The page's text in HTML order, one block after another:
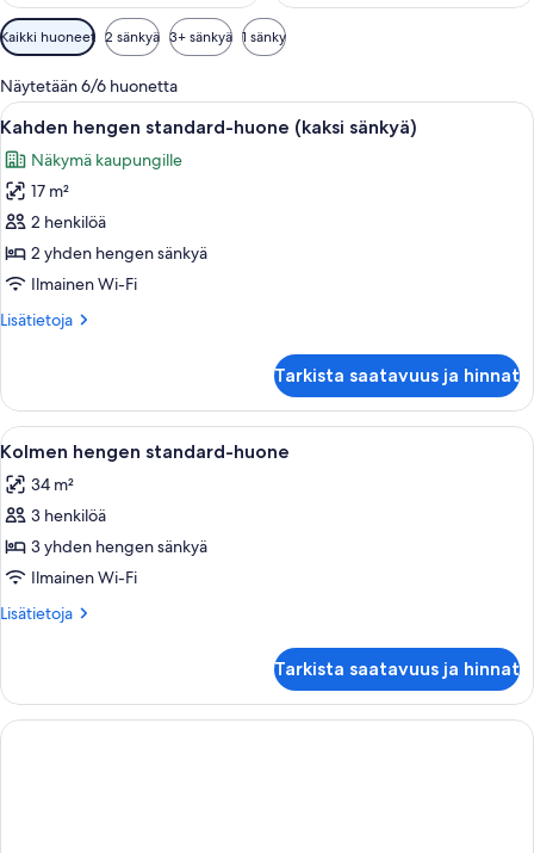
Huoneille
saatavilla
olevia
suodattimia
Kaikki huoneet 2 sänkyä 3+ sänkyä 1 sänky
Näytetään 6/6 huonetta
Avaa
kaikki
huonetyypin
Kahden
hengen
standard-
huone
sänkyä)
Moderni hotellihuone, jossa on
9
Kahden hengen standard-huone (kaksi sänkyä)
Näkymä kaupungille
17 m²
2 henkilöä
2 yhden hengen sänkyä
Ilmainen Wi-Fi
Lisätietoja
Lisätietoja
standard-
huone
(kaksi
Tarkista saatavuus ja hinnat
Avaa
kaikki
huonetyypin
Kolmen
hengen
standard-
huone
Hotellihuone, jossa on kaksi sänkyä,
6
Kolmen hengen standard-huone
34 m²
3 henkilöä
3 yhden hengen sänkyä
Ilmainen Wi-Fi
Lisätietoja
Lisätietoja
standard-
huone
Tarkista saatavuus ja hinnat